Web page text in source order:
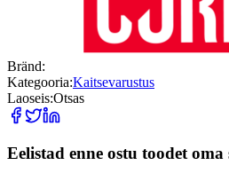
Bränd:
Kategooria:Kaitsevarustus
Laoseis:Otsas
Eelistad enne ostu toodet